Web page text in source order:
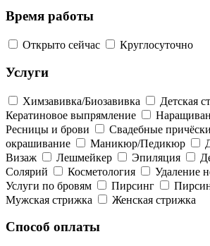
Время работы
Открыто сейчас Круглосуточно
Услуги
Химзавивка/Биозавивка
Детская
Кератиновое выпрямление
Ресницы и брови
Свадебные причёски
окрашивание
Маникюр/Педикюр
Визаж
Лешмейкер Эпиляция
Солярий
Косметология
Удаление
Услуги по бровям
Пирсинг
Мужская стрижка
Женская стрижка
Способ оплаты